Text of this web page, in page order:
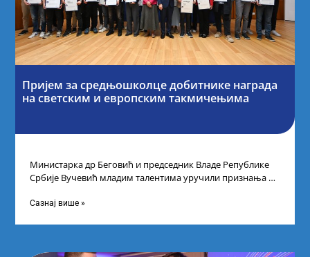
Пријем за средњошколце добитнике награда
на светским и европским такмичењима
Министарка др Беговић и председник Владе Републике
Србије Вучевић младим талентима уручили признања У
Сазнај више »